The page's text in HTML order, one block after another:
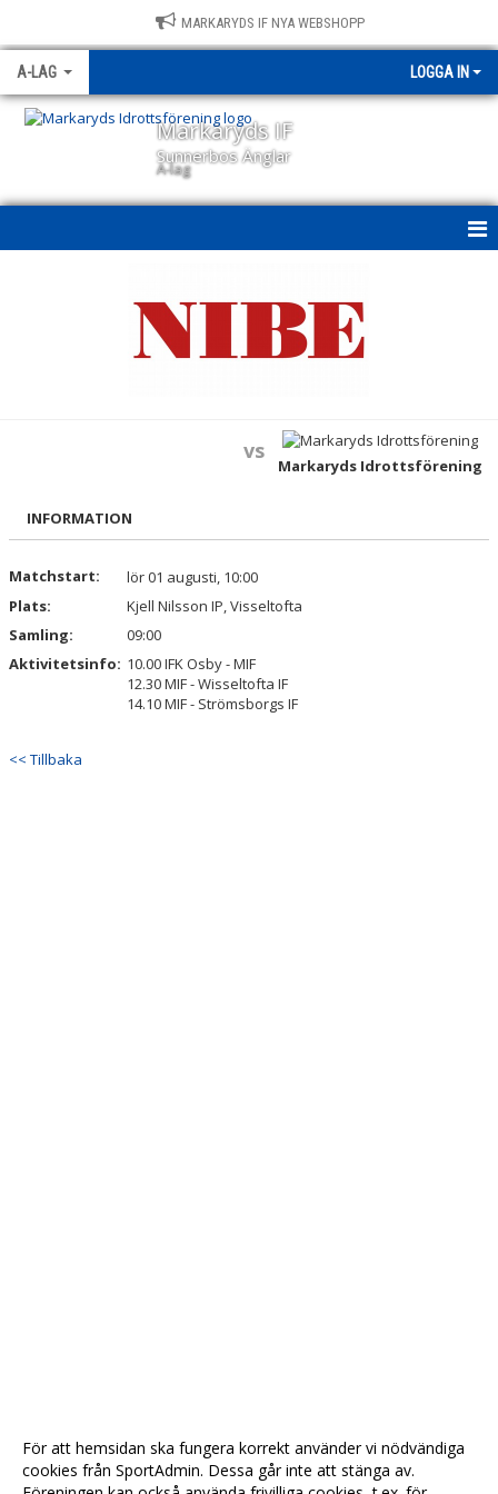
MARKARYDS IF NYA WEBSHOPP
A-LAG LOGGA IN
Markaryds IF
Sunnerbos Änglar
A-lag
BILDGALLERI
KONTAKT
MATCHDAG
vs
Markaryds Idrottsförening
INFORMATION
Matchstart:
lör 01 augusti, 10:00
Plats:
Kjell Nilsson IP, Visseltofta
Samling:
09:00
Aktivitetsinfo: 10.00 IFK Osby - MIF
12.30 MIF - Wisseltofta IF
14.10 MIF - Strömsborgs IF
<< Tillbaka
För att hemsidan ska fungera korrekt använder vi nödvändiga
cookies från SportAdmin. Dessa går inte att stänga av.